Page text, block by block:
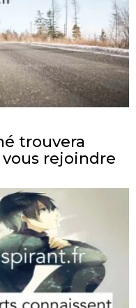
trouvera
rejoindre